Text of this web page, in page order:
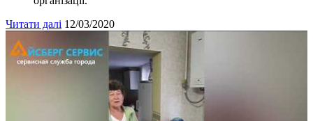
Читати далі 12/03/2020